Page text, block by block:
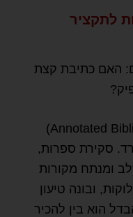
לתקציר
האם כתיבת קצת
לא. תקציר ביבליוגרפי (Annotated Bibliography)
סקירת ספרות,
ומנתח מקורות
ובונה טיעון
הוא בין להכיר